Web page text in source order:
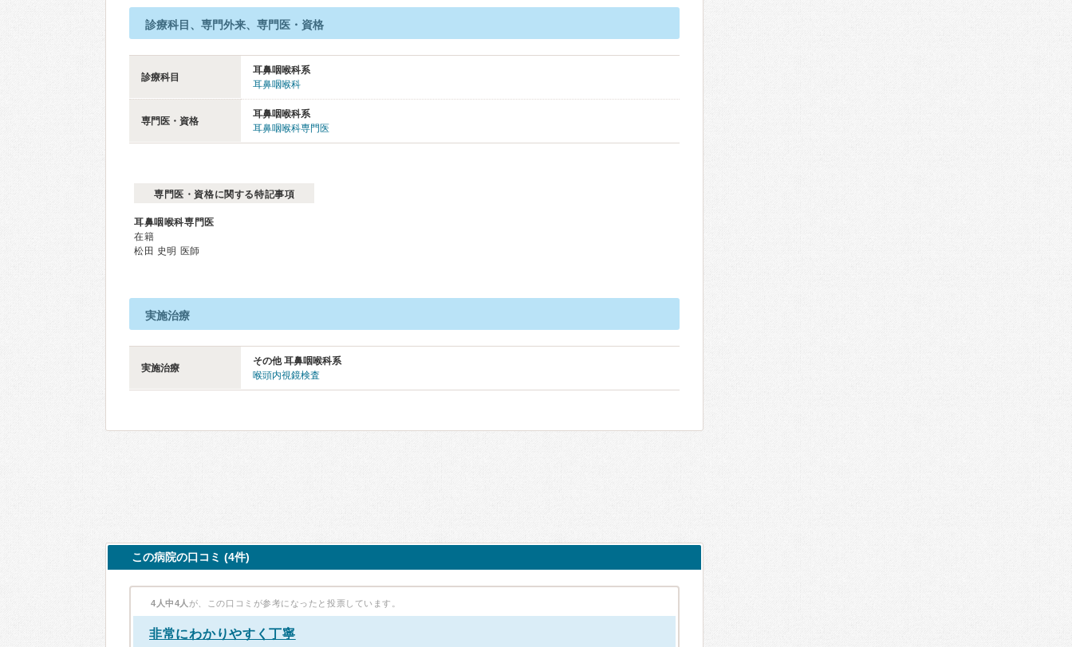
診療科目、専門外来、専門医・資格
診療科目
耳鼻咽喉科系
耳鼻咽喉科
専門医・資格
耳鼻咽喉科系
耳鼻咽喉科専門医
専門医・資格に関する特記事項
耳鼻咽喉科専門医
在籍
松田 史明 医師
実施治療
実施治療
その他 耳鼻咽喉科系
喉頭内視鏡検査
この病院の口コミ (4件)
4人中4人 が、この口コミが参考になったと投票しています。
非常にわかりやすく丁寧